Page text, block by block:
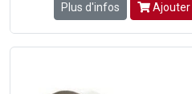
Plus d'infos Ajouter